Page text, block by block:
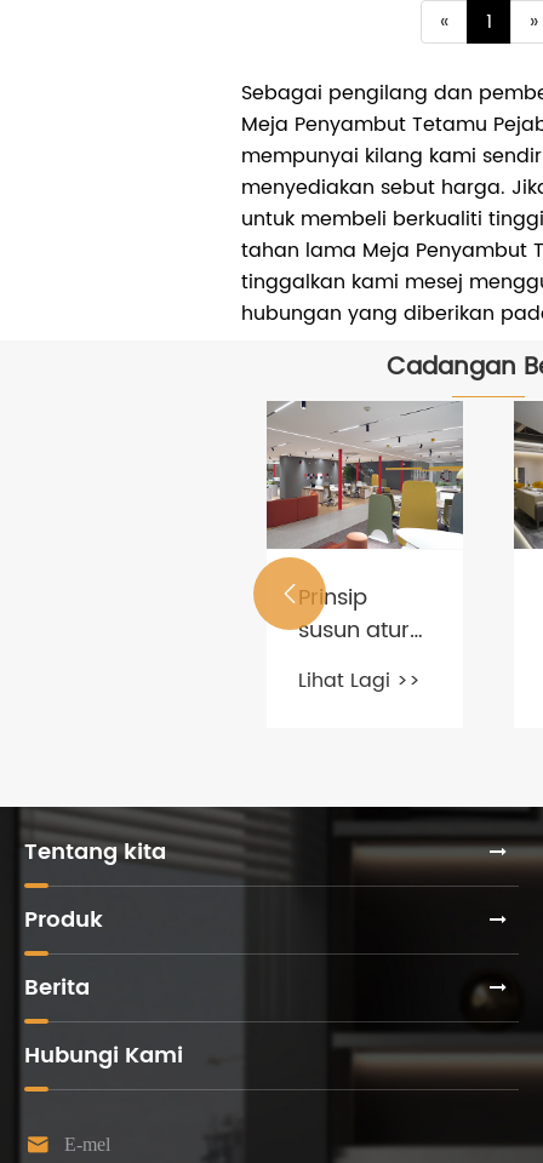
« 1 »
Sebagai pengilang dan
Meja Penyambut Tetamu
mempunyai kilang kami
menyediakan sebut harga.
untuk membeli berkualiti
tahan lama Meja Penyambut
tinggalkan kami mesej
hubungan yang diberikan
Cadangan
TERSUAI?
Prinsip
susun atur
perabot
pejabat
Lihat Lagi >>

Tentang kita
Produk
Berita
Hubungi Kami
 E-mel